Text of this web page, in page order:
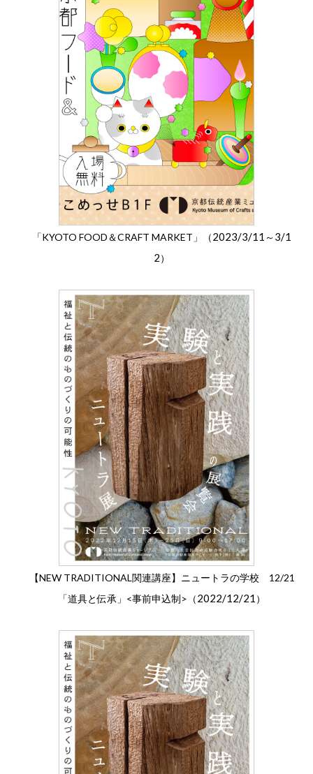
「KYOTO FOOD＆CRAFT MARKET」（2023/3/11 ～ 3/1
2）
【NEW TRADITIONAL関連講座】ニュートラの学校 12/21
「道具と伝承」<事前申込制>（2022/12/21 ）